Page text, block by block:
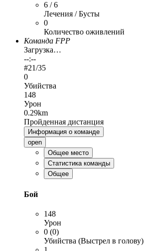
6 / 6
Лечения / Бусты
0
Количество оживлений
Команда FPP
Загрузка…
--:--
#21/35
0
Убийства
148
Урон
0.29km
Пройденная дистанция
Информация о команде
open
Общее место
Статистика команды
Общее
Бой
148
Урон
0 (0)
Убийства (Выстрел в голову)